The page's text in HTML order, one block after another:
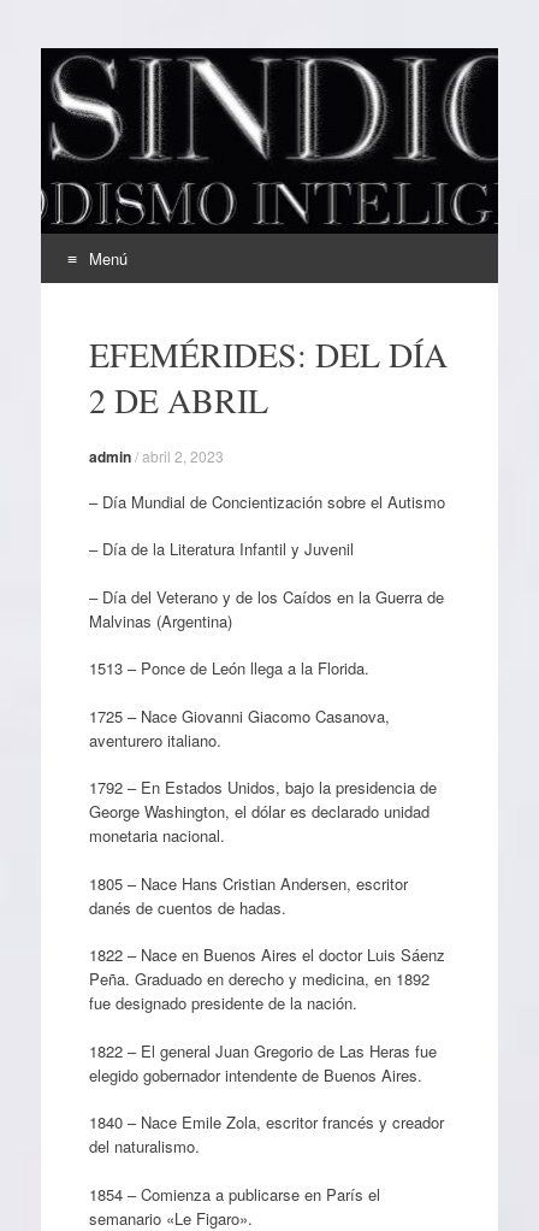
EL SINDICAL
Periodismo Inteligente
Menú
contenidoEFEMÉRIDES: DEL DÍA
2 DE ABRIL
admin/abril 2, 2023
– Día Mundial de Concientización sobre el Autismo
– Día de la Literatura Infantil y Juvenil
– Día del Veterano y de los Caídos en la Guerra de
Malvinas (Argentina)
1513 – Ponce de León llega a la Florida.
1725 – Nace Giovanni Giacomo Casanova,
aventurero italiano.
1792 – En Estados Unidos, bajo la presidencia de
George Washington, el dólar es declarado unidad
monetaria nacional.
1805 – Nace Hans Cristian Andersen, escritor
danés de cuentos de hadas.
1822 – Nace en Buenos Aires el doctor Luis Sáenz
Peña. Graduado en derecho y medicina, en 1892
fue designado presidente de la nación.
1822 – El general Juan Gregorio de Las Heras fue
elegido gobernador intendente de Buenos Aires.
1840 – Nace Emile Zola, escritor francés y creador
del naturalismo.
1854 – Comienza a publicarse en París el
semanario «Le Figaro».